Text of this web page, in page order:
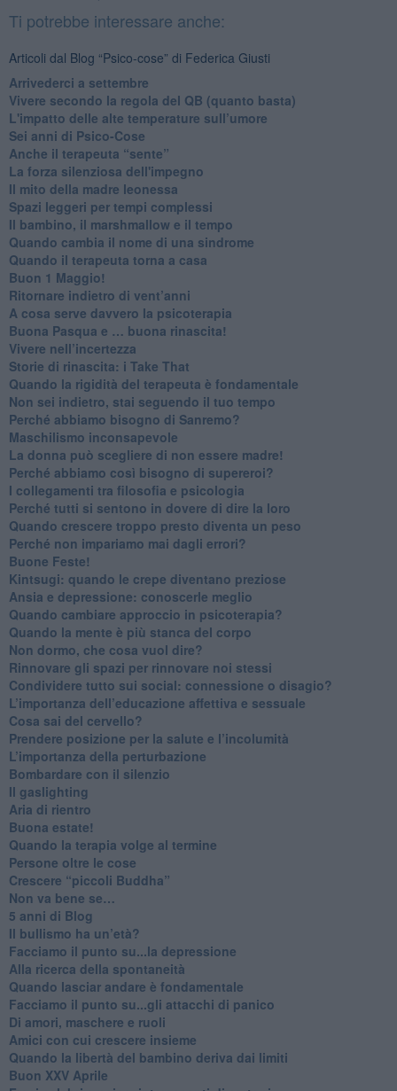
Ti potrebbe interessare anche:
Articoli dal Blog “Psico-cose” di Federica Giusti
​Arrivederci a settembre
​Vivere secondo la regola del QB (quanto basta)
​L'impatto delle alte temperature sull’umore
Sei anni di Psico-Cose
​Anche il terapeuta “sente”
​La forza silenziosa dell'impegno
​Il mito della madre leonessa
Spazi leggeri per tempi complessi
Il bambino, il marshmallow e il tempo
​Quando cambia il nome di una sindrome
​Quando il terapeuta torna a casa
​Buon 1 Maggio!
Ritornare indietro di vent’anni
​A cosa serve davvero la psicoterapia
​Buona Pasqua e … buona rinascita!
​Vivere nell’incertezza
​Storie di rinascita: i Take That
​Quando la rigidità del terapeuta è fondamentale
​Non sei indietro, stai seguendo il tuo tempo
​Perché abbiamo bisogno di Sanremo?
​Maschilismo inconsapevole
​La donna può scegliere di non essere madre!
​Perché abbiamo così bisogno di supereroi?
​I collegamenti tra filosofia e psicologia
​Perché tutti si sentono in dovere di dire la loro
​Quando crescere troppo presto diventa un peso
​Perché non impariamo mai dagli errori?
​Buone Feste!
​Kintsugi: quando le crepe diventano preziose
Ansia e depressione: conoscerle meglio
Quando cambiare approccio in psicoterapia?
​Quando la mente è più stanca del corpo
Non dormo, che cosa vuol dire?
​Rinnovare gli spazi per rinnovare noi stessi
​Condividere tutto sui social: connessione o disagio?
​L’importanza dell’educazione affettiva e sessuale
​Cosa sai del cervello?
Prendere posizione per la salute e l’incolumità
L’importanza della perturbazione
​Bombardare con il silenzio
Il gaslighting
Aria di rientro
Buona estate!
​Quando la terapia volge al termine
​Persone oltre le cose
​Crescere “piccoli Buddha”
Non va bene se…
​5 anni di Blog
​Il bullismo ha un’età?
Facciamo il punto su...la depressione
​Alla ricerca della spontaneità
​Quando lasciar andare è fondamentale
Facciamo il punto su...gli attacchi di panico
Di amori, maschere e ruoli
​Amici con cui crescere insieme
​Quando la libertà del bambino deriva dai limiti
Buon XXV Aprile